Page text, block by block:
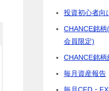
投資初心者向
CHANCE銘
会員限定)
CHANCE銘
毎月資産報告
毎月CFD・